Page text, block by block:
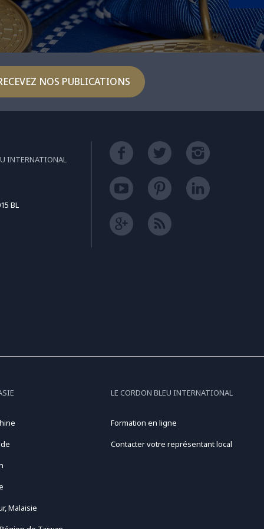
NOS PUBLICATIONS
INTERNATIONAL
BL
Malaisie
LE CORDON BLEU INTERNATIONAL
Formation en ligne
Contacter votre représentant local